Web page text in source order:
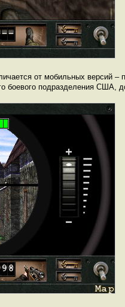
от мобильных версий –
боевого подразделения США,